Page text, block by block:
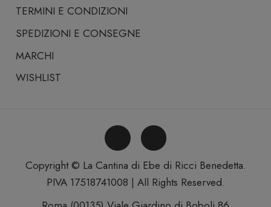
TERMINI E CONDIZIONI
SPEDIZIONI E CONSEGNE
MARCHI
WISHLIST
Copyright © La Cantina di Ebe di Ricci Benedetta.
PIVA 17518741008 | All Rights Reserved.